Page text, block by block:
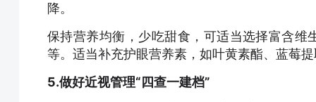
降。
保持营养均衡，少吃甜食，可适当选择富含
等。适当补充护眼营养素，如叶黄素酯、蓝莓
5.做好近视管理“四查一建档”